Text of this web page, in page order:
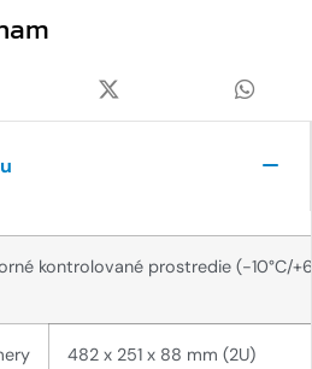
kontrolované prostredie (-10°C/
482 x 251 x 88 mm (2U)